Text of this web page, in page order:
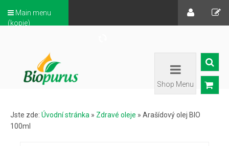
Main menu
(kopie)
Shop Menu
Jste zde: Úvodní stránka » Zdravé oleje » Arašídový olej BIO
100ml